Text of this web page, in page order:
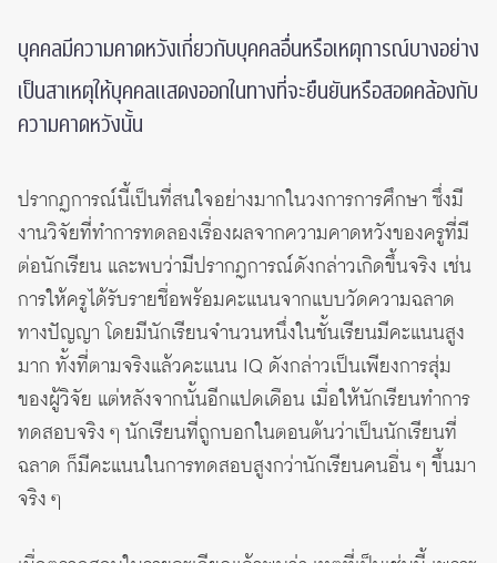
บุคคลมีความคาดหวังเกี่ยวกับบุคคลอื่นหรือเหตุการณ์บางอย่าง
เป็นสาเหตุให้บุคคลแสดงออกในทางที่จะยืนยันหรือสอดคล้องกับ
ความคาดหวังนั้น
ปรากฏการณ์นี้เป็นที่สนใจอย่างมากในวงการการศึกษา ซึ่งมี
งานวิจัยที่ทำการทดลองเรื่องผลจากความคาดหวังของครูที่มี
ต่อนักเรียน และพบว่ามีปรากฏการณ์ดังกล่าวเกิดขึ้นจริง เช่น
การให้ครูได้รับรายชื่อพร้อมคะแนนจากแบบวัดความฉลาด
ทางปัญญา โดยมีนักเรียนจำนวนหนึ่งในชั้นเรียนมีคะแนนสูง
มาก ทั้งที่ตามจริงแล้วคะแนน IQ ดังกล่าวเป็นเพียงการสุ่ม
ของผู้วิจัย แต่หลังจากนั้นอีกแปดเดือน เมื่อให้นักเรียนทำการ
ทดสอบจริง ๆ นักเรียนที่ถูกบอกในตอนต้นว่าเป็นนักเรียนที่
ฉลาด ก็มีคะแนนในการทดสอบสูงกว่านักเรียนคนอื่น ๆ ขึ้นมา
จริง ๆ